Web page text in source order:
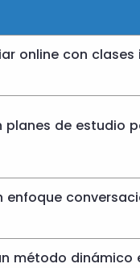
online con
planes de estudio
enfoque
método dinámico